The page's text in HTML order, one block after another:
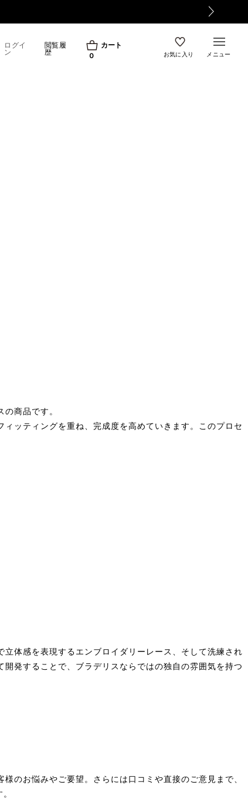
ログイ
ン
閲覧履
歴
カート
0
お気に入り メニュー
商品です。
ッティングを重ね、完成度を高めていきます。このプロセ
体感を表現するエンブロイダリーレース、そして洗練され
発することで、ブラデリスならではの独自の雰囲気を持つ
のお悩みやご要望。さらには口コミや直接のご意見まで、